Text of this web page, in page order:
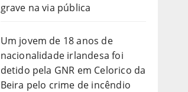
grave na via pública
Um jovem de 18 anos de
nacionalidade irlandesa foi
detido pela GNR em Celorico da
Beira pelo crime de incêndio